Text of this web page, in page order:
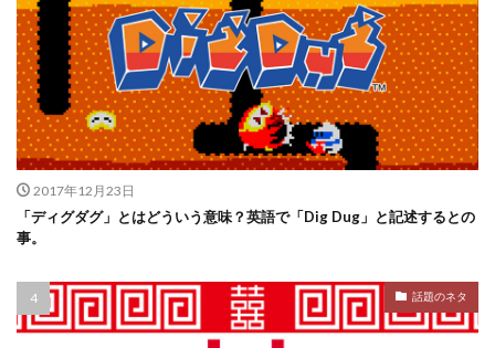
2017年12月23日
「ディグダグ」とはどういう意味？英語で「Dig Dug」と記述するとの
事。
話題のネタ